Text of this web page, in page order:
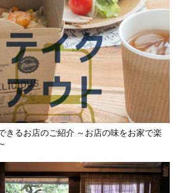
きるお店のご紹介 ～お店の味をお家で楽